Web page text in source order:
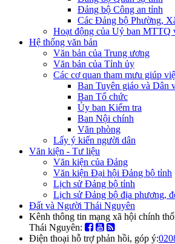
Đảng bộ Công an tỉnh
Các Đảng bộ Phường,
Hoạt động của Uỷ ban MTTQ
Hệ thống văn bản
Văn bản của Trung ương
Văn bản của Tỉnh ủy
Các cơ quan tham mưu giúp
Ban Tuyên giáo và Dân
Ban Tổ chức
Ủy ban Kiểm tra
Ban Nội chính
Văn phòng
Lấy ý kiến người dân
Văn kiện - Tư liệu
Văn kiện của Đảng
Văn kiện Đại hội Đảng bộ tỉnh
Lịch sử Đảng bộ tỉnh
Lịch sử Đảng bộ địa phương,
Đất và Người Thái Nguyên
Kênh thông tin mạng xã hội chính
Thái Nguyên:
Điện thoại hỗ trợ phản hồi, góp ý: